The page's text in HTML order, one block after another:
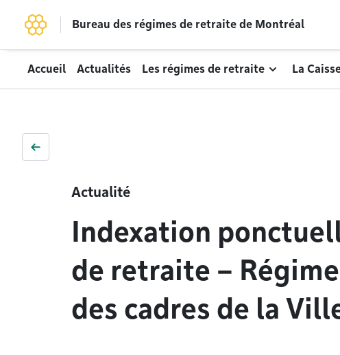
Bureau des régimes de retraite de Montréal
Accueil Actualités
Retour au niveau supérieur
Les régimes de retraite La
Retour
Actualité
Indexation
de retraite –
des cadres de la